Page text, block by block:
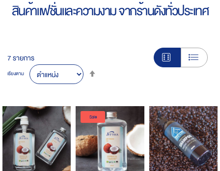
สินค้าแฟชั่นและความงาม จากร้านดังทั่วประเทศ
7รายการ
เรียงตาม
Direction
Sale